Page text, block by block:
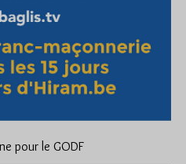
pour le GODF